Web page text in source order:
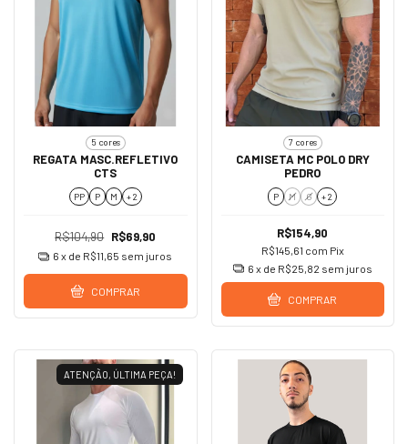
5 cores
REGATA MASC.REFLETIVO
CTS
PP P M + 2
R$104,90 R$69,90
6 x de R$11,65 sem juros
COMPRAR
7 cores
CAMISETA MC POLO DRY
PEDRO
P M G + 2
R$154,90
R$145,61 com Pix
6 x de R$25,82 sem juros
COMPRAR
ATENÇÃO, ÚLTIMA PEÇA!